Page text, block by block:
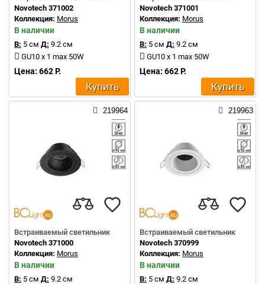
Novotech 371002
Коллекция: Morus
В наличии
В: 5 см Д: 9.2 см
GU10 x 1 max 50W
Цена: 662 Р.
Купить
Novotech 371001
Коллекция: Morus
В наличии
В: 5 см Д: 9.2 см
GU10 x 1 max 50W
Цена: 662 Р.
Купить
219964
Встраиваемый светильник
Novotech 371000
Коллекция: Morus
В наличии
В: 5 см Д: 9.2 см
219963
Встраиваемый светильник
Novotech 370999
Коллекция: Morus
В наличии
В: 5 см Д: 9.2 см